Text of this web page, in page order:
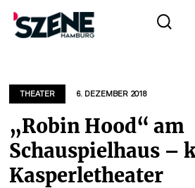
springen
THEATER 6. DEZEMBER 2018
„Robin Hood“ am
Schauspielhaus –
Kasperletheater